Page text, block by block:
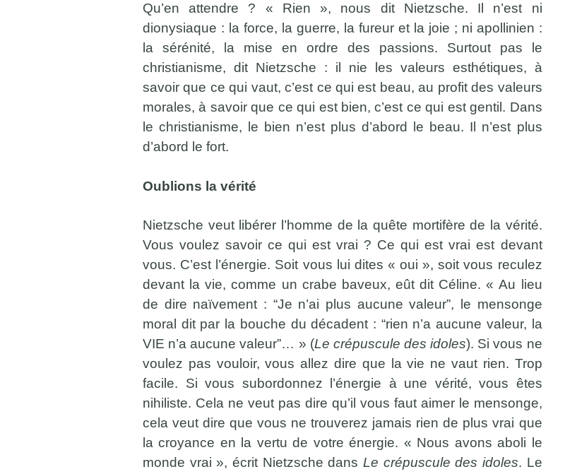
Qu’en attendre ? « Rien », nous dit Nietzsche. Il n’est ni
dionysiaque : la force, la guerre, la fureur et la joie ; ni apollinien :
la sérénité, la mise en ordre des passions. Surtout pas le
christianisme, dit Nietzsche : il nie les valeurs esthétiques, à
savoir que ce qui vaut, c’est ce qui est beau, au profit des valeurs
morales, à savoir que ce qui est bien, c’est ce qui est gentil. Dans
le christianisme, le bien n’est plus d’abord le beau. Il n’est plus
d’abord le fort.
Oublions la vérité
Nietzsche veut libérer l’homme de la quête mortifère de la vérité.
Vous voulez savoir ce qui est vrai ? Ce qui est vrai est devant
vous. C’est l’énergie. Soit vous lui dites « oui », soit vous reculez
devant la vie, comme un crabe baveux, eût dit Céline. « Au lieu
de dire naïvement : “Je n’ai plus aucune valeur”, le mensonge
moral dit par la bouche du décadent : “rien n’a aucune valeur, la
VIE n’a aucune valeur”… » (Le crépuscule des idoles). Si vous ne
voulez pas vouloir, vous allez dire que la vie ne vaut rien. Trop
facile. Si vous subordonnez l’énergie à une vérité, vous êtes
nihiliste. Cela ne veut pas dire qu’il vous faut aimer le mensonge,
cela veut dire que vous ne trouverez jamais rien de plus vrai que
la croyance en la vertu de votre énergie. « Nous avons aboli le
monde vrai », écrit Nietzsche dans Le crépuscule des idoles. Le